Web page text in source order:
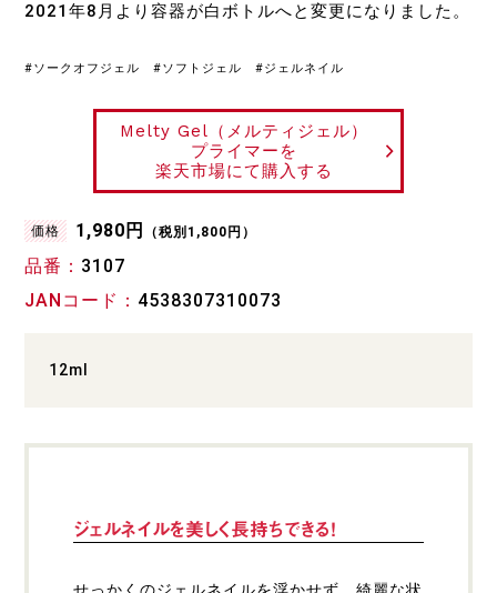
2021年8月より容器が白ボトルへと変更になりました。
#ソークオフジェル #ソフトジェル #ジェルネイル
Melty Gel（メルティジェル）
プライマーを
楽天市場にて購入する
価格 1,980円 （税別1,800円）
品番
3107
JANコード
4538307310073
12ml
ジェルネイルを美しく長持ちできる！